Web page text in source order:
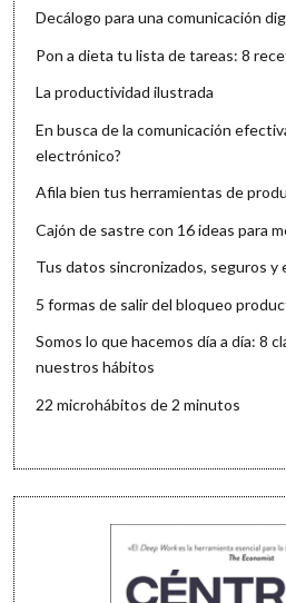
Decálogo para una comunicación
Pon a dieta tu lista de tareas: 8
La productividad ilustrada
En busca de la comunicación
electrónico?
Afila bien tus herramientas de
Cajón de sastre con 16 ideas para
Tus datos sincronizados, seguros y
5 formas de salir del bloqueo
Somos lo que hacemos día a día: 8
nuestros hábitos
22 microhábitos de 2 minutos